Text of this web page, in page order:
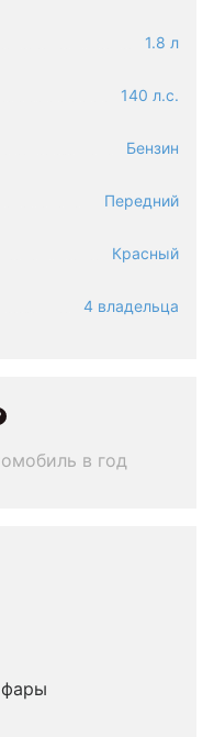
1.8 л
140 л.с.
Бензин
Передний
Красный
4 владельца
в год